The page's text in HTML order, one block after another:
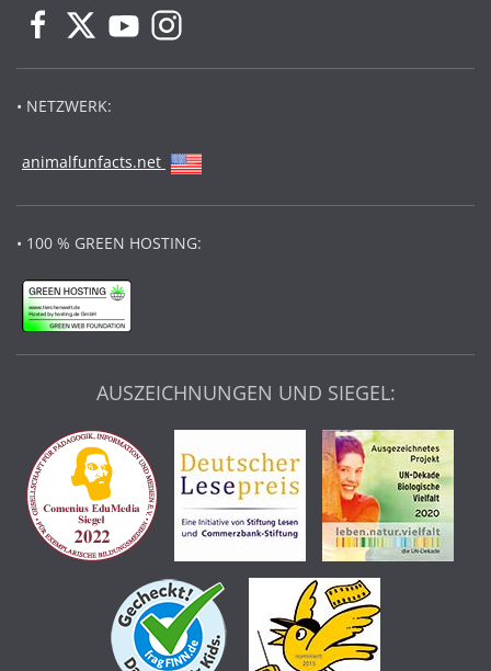
• NETZWERK:
animalfunfacts.net
• 100 % GREEN HOSTING:
AUSZEICHNUNGEN UND SIEGEL: